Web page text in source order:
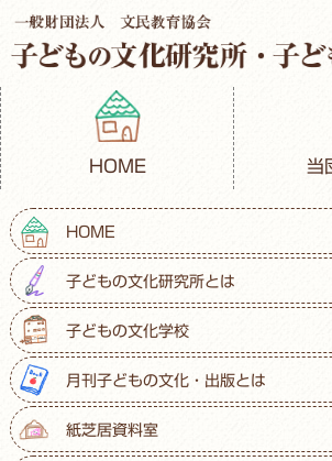
HOME 当
HOME
子どもの文化研究所とは
子どもの文化学校
月刊子どもの文化・出版とは
紙芝居資料室